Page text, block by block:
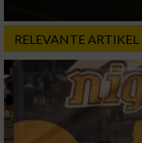
RELEVANTE ARTIKEL
Funktional
Werbung